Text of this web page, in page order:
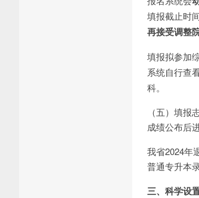
填报截止时
再接受调整
填报拟参加
系统自行查
科。
（五）填
成绩公布后
我省2024年
普通专升本
三、科学设